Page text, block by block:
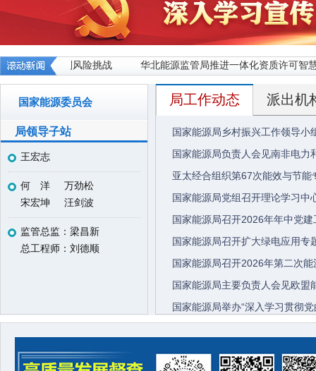
势 深入研判风险挑战 华北能源监管局推进一体化资质许可智慧
国家能源委员会
局领导子站
王宏志
何 洋
万劲松
宋宏坤
汪剑波
监管总监：梁昌新
总工程师：刘德顺
局工作动态 派出机
国家能源局乡村振兴工作领导小
国家能源局负责人会见南非电力
亚太经合组织第67次能效与节能
国家能源局召开2026年年中党建
国家能源局召开2026年第二次
国家能源局主要负责人会见欧盟